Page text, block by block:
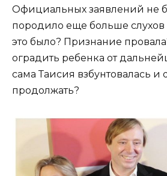
Официальных заявлений не
породило еще больше
это было? Признание
оградить ребенка от
сама Таисия взбунтовалась и
продолжать?